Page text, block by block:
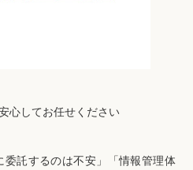
心してお任せください
委託するのは不安」「情報管理体